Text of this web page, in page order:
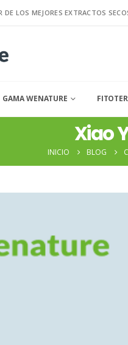
DE LOS MEJORES EXTRACTOS
GAMA WENATURE
Xiao
INICIO BLOG